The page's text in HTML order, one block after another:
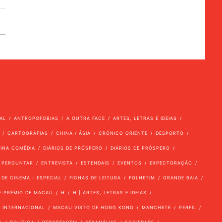
ANTROPOFOBIAS A OUTRA FACE ARTES, LETRAS E IDEIAS
CARTOGRAFIAS CHINA / ÁSIA CRÓNICO ORIENTE DESPORTO
COMÉDIA DIÁRIOS DE PRÓSPERO DIÁRIOS DE PRÓSPERO
ENTREVISTA ESTENDAIS EVENTOS EXPECTORAÇÃO
CINEMA - ESPECIAL FICHAS DE LEITURA FOLHETIM GRANDE BAÍA
PRÉMIO DE MACAU H H | ARTES, LETRAS E IDEIAS
INTERNACIONAL MACAU VISTO DE HONG KONG MANCHETE PERFIL